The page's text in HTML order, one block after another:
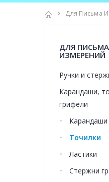
Для Письма
ДЛЯ
ИЗМЕРЕНИЙ
Ручки и
Карандаши,
грифели
Точилки
Ластики
Стержни